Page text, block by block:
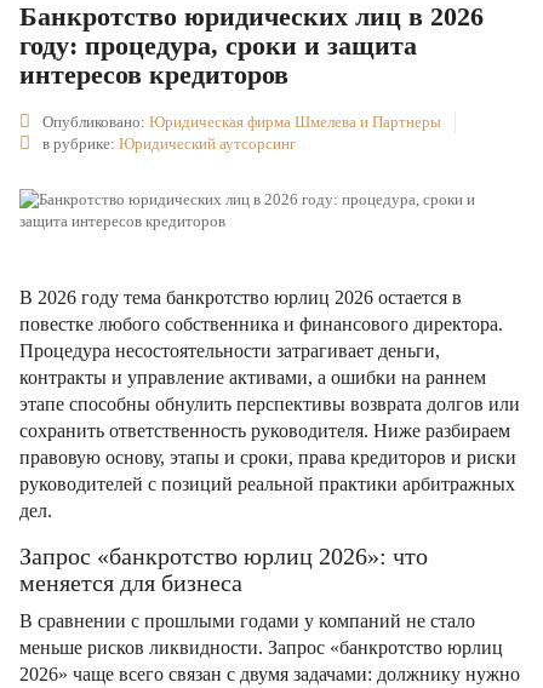
Банкротство юридических лиц в 2026
году: процедура, сроки и защита
интересов кредиторов
Опубликовано: Юридическая фирма Шмелева и Партнеры
в рубрике: Юридический аутсорсинг
В 2026 году тема банкротство юрлиц 2026 остается в
повестке любого собственника и финансового директора.
Процедура несостоятельности затрагивает деньги,
контракты и управление активами, а ошибки на раннем
этапе способны обнулить перспективы возврата долгов или
сохранить ответственность руководителя. Ниже разбираем
правовую основу, этапы и сроки, права кредиторов и риски
руководителей с позиций реальной практики арбитражных
дел.
Запрос «банкротство юрлиц 2026»: что
меняется для бизнеса
В сравнении с прошлыми годами у компаний не стало
меньше рисков ликвидности. Запрос «банкротство юрлиц
2026» чаще всего связан с двумя задачами: должнику нужно